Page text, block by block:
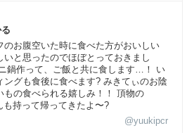
のお腹空いた時に食べた方がおいしい
いと思ったのでほぼとっておきまし
鍋作って、ご飯と共に食します…！ い
ングも食後に食べます? みきてぃのお陰
もの食べられる嬉しみ！！ 頂物の
も持って帰ってきたよ〜?
@yuukipcr